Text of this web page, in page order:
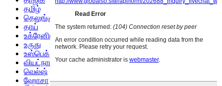
தமிழ்
தெலுங்கு
தாய்
உக்ரேனிய
உருது
உஸ்பெக்
வியட்நாமிய
வெல்ஷ்
ஹோசா